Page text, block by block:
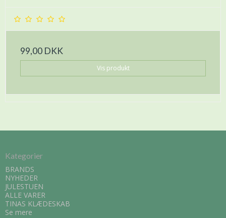
99,00 DKK
Vis produkt
Kategorier
BRANDS
NYHEDER
JULESTUEN
ALLE VARER
TINAS KLÆDESKAB
Se mere